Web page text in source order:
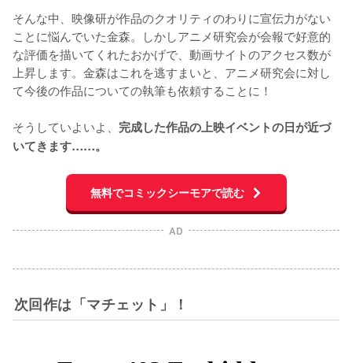
そんな中、映像研が作品のクオリティのわりに宣伝力がない
ことに悩んでいた金森。しかしアニメ研究会が会報で好意的
な評価を描いてくれたおかげで、動画サイトのアクセス数が
上昇します。金森はこれを逃すまいと、アニメ研究会に対し
て今後の作品についての執筆も依頼することに！
そうしていよいよ、 完成した作品の上映イベントの日が近づ
いてきます……。
無料でコミックシーモアで読む
AD
次回作は「マチェット」！